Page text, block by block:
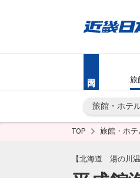
旅
旅館・ホテ
TOP 旅館・ホテ
【北海道 湯の川温